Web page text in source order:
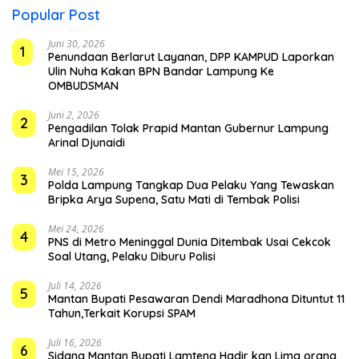
Popular Post
1
Juni 30, 2026
Penundaan Berlarut Layanan, DPP KAMPUD Laporkan
Ulin Nuha Kakan BPN Bandar Lampung Ke
OMBUDSMAN
2 Juni 2, 2026
Pengadilan Tolak Prapid Mantan Gubernur Lampung
Arinal Djunaidi
3 Mei 15, 2026
Polda Lampung Tangkap Dua Pelaku Yang Tewaskan
Bripka Arya Supena, Satu Mati di Tembak Polisi
4 Mei 24, 2026
PNS di Metro Meninggal Dunia Ditembak Usai Cekcok
Soal Utang, Pelaku Diburu Polisi
5 Juli 14, 2026
Mantan Bupati Pesawaran Dendi Maradhona Dituntut 11
Tahun,Terkait Korupsi SPAM
6 Juli 16, 2026
Sidang Mantan Bupati Lamteng Hadir kan Lima orang